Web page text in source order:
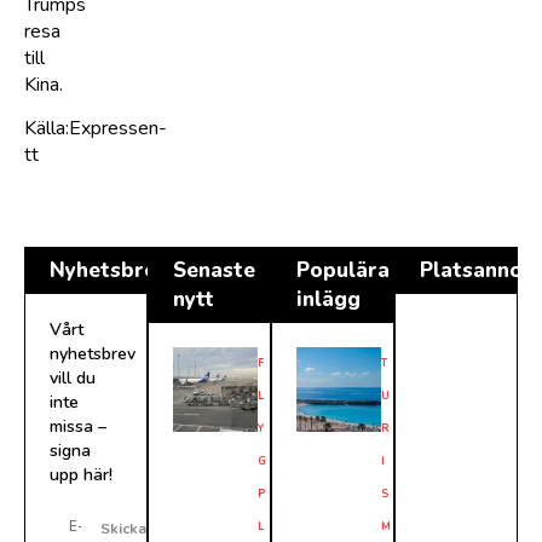
resa
till
Kina.
Källa:Expressen-
tt
Nyhetsbrev
Vårt
nyhetsbrev
vill du
inte
missa –
signa
upp här!
Skicka
Senaste
nytt
F
L
Y
G
P
L
Populära
inlägg
T
U
R
I
S
M